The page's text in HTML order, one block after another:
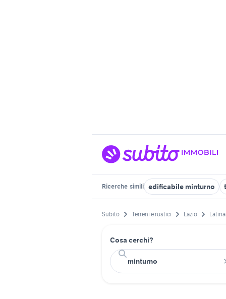
Ricerche simili edificabile minturno
Subito Terreni e rustici Lazio
Cosa cerchi?